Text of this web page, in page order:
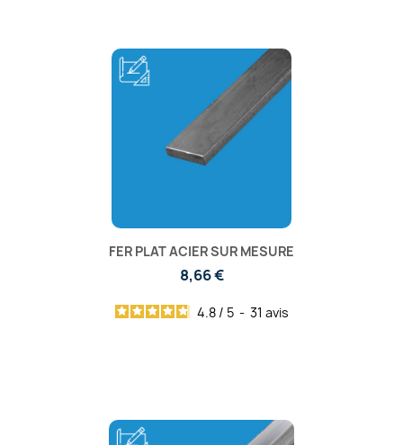
FER PLAT ACIER SUR MESURE
8,66 €
4.8 / 5 - 31 avis